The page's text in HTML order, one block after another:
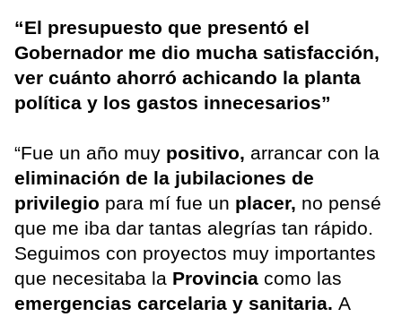
“El presupuesto que presentó el
Gobernador me dio mucha satisfacción,
ver cuánto ahorró achicando la planta
política y los gastos innecesarios”
“Fue un año muy positivo, arrancar con la
eliminación de la jubilaciones de
privilegio para mí fue un placer, no pensé
que me iba dar tantas alegrías tan rápido.
Seguimos con proyectos muy importantes
que necesitaba la Provincia como las
emergencias carcelaria y sanitaria. A